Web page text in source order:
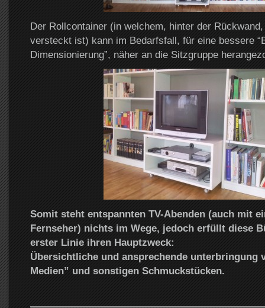
Der Rollcontainer (in welchem, hinter der
versteckt ist) kann im Bedarfsfall, für eine bessere
Dimensionierung”, näher an die Sitzgruppe
Somit steht entspannten TV-Abenden (auch mit
Fernseher) nichts im Wege, jedoch erfüllt diese
erster Linie ihren Hauptzweck:
Übersichtliche und ansprechende unterbringung
Medien” und sonstigen Schmuckstücken.